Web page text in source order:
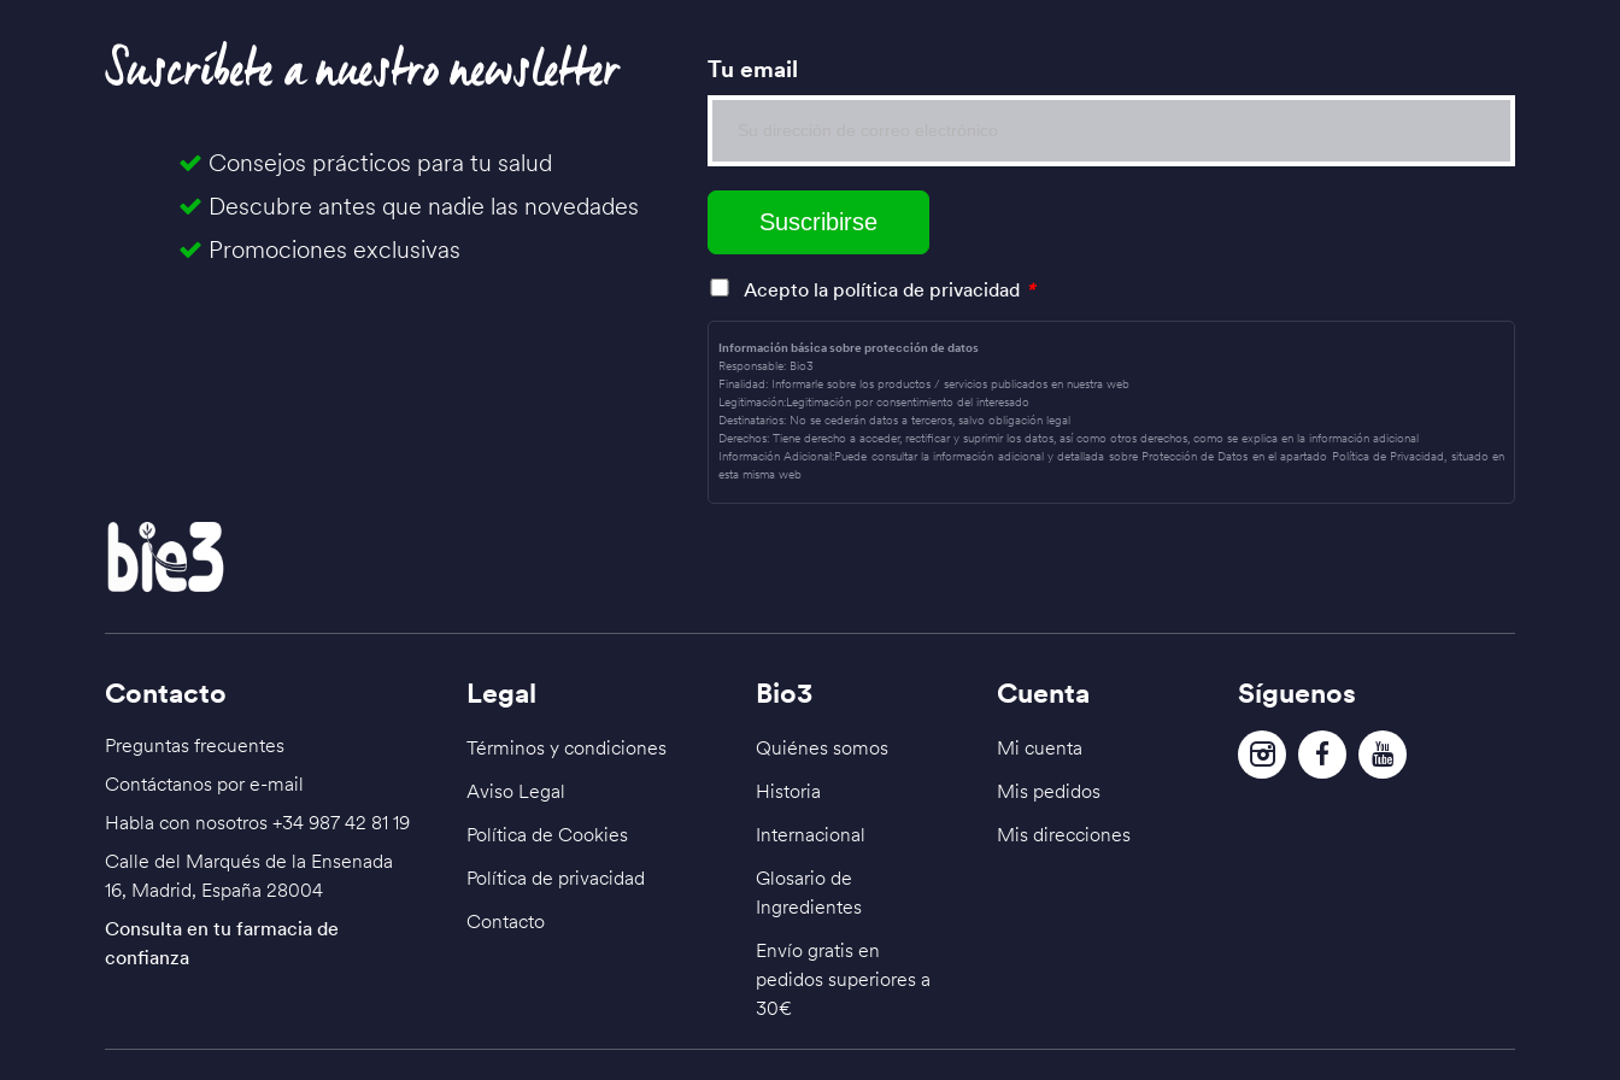
Suscríbete a nuestro newsletter
Consejos prácticos para tu salud
Descubre antes que nadie las novedades
Promociones exclusivas
Tu email
Acepto la política de privacidad *
Información básica sobre protección de datos
Responsable: Bio3
Finalidad: Informarle sobre los productos / servicios publicados en nuestra web
Legitimación:Legitimación por consentimiento del interesado
Destinatarios: No se cederán datos a terceros, salvo obligación legal
Derechos: Tiene derecho a acceder, rectificar y suprimir los datos, así como otros derechos, como se explica en la información adicional
Información Adicional:Puede consultar la información adicional y detallada sobre Protección de Datos en el apartado Política de Privacidad, situado en
esta misma web
Contacto
Preguntas frecuentes
Contáctanos por e-mail
Habla con nosotros +34 987 42 81 19
Calle del Marqués de la Ensenada
16, Madrid, España 28004
Consulta en tu farmacia de
confianza
Legal
Términos y condiciones
Aviso Legal
Política de Cookies
Política de privacidad
Contacto
Bio3
Quiénes somos
Historia
Internacional
Glosario de
Ingredientes
Envío gratis en
pedidos superiores a
30€
Cuenta
Mi cuenta
Mis pedidos
Mis direcciones
Síguenos